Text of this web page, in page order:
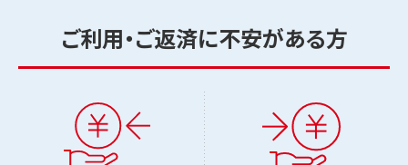
ご利用・ご返済に不安がある方